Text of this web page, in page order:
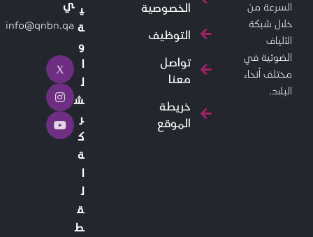
السرعة من
خلال شبكة
الألياف
الضوئية في
مختلف أنحاء
البلاد.
الخصوصية
التوظيف
تواصل
معنا
خريطة
الموقع
ي
ة
و
ا
ل
ش
ر
ك
ة
ا
ل
ق
ط
info@qnbn.qa